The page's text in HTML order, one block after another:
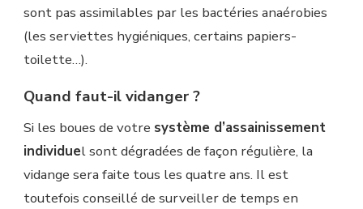
sont pas assimilables par les bactéries anaérobies
(les serviettes hygiéniques, certains papiers-
toilette…).
Quand faut-il vidanger ?
Si les boues de votre système d’assainissement
individuel sont dégradées de façon régulière, la
vidange sera faite tous les quatre ans. Il est
toutefois conseillé de surveiller de temps en